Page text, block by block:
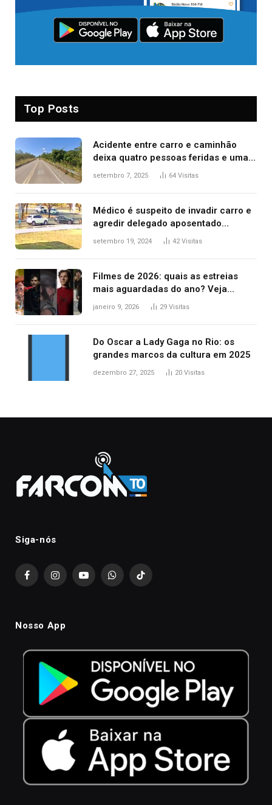
Top Posts
Acidente entre carro e caminhão
deixa quatro pessoas feridas e uma
mulher morta na TO-070
setembro 7, 2025 64 Visitas
Médico é suspeito de invadir carro e
agredir delegado aposentado
durante confusão no trânsito
setembro 19, 2024 42Visitas
Filmes de 2026: quais as estreias
mais aguardadas do ano? Veja
principais lançamentos do cinema
janeiro 9, 2026 29 Visitas
Do Oscar a Lady Gaga no Rio: os
grandes marcos da cultura em 2025
dezembro 27, 2025 20 Visitas
Siga-nós
FacebookInstagramYouTubeWhatsAppTikTok
Nosso App